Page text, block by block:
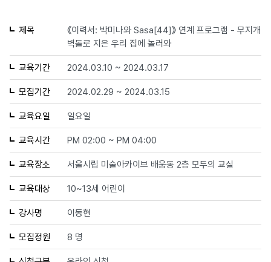
제목
《이력서: 박미나와 Sasa[44]》 연계 프로그램 - 무지개
벽돌로 지은 우리 집에 놀러와
교육기간 2024.03.10 ~ 2024.03.17
모집기간 2024.02.29 ~ 2024.03.15
교육요일 일요일
교육시간 PM 02:00 ~ PM 04:00
교육장소 서울시립 미술아카이브 배움동 2층 모두의 교실
교육대상 10~13세 어린이
강사명 이동현
모집정원 8 명